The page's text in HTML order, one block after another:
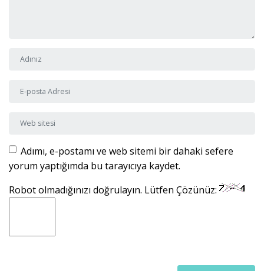
Adı ve Soyadı
E-posta Adresi
Web sitesi
Adımı, e-postamı ve web sitemi bir dahaki sefere
yorum yaptığımda bu tarayıcıya kaydet.
Robot olmadığınızı doğrulayın. Lütfen Çözünüz: